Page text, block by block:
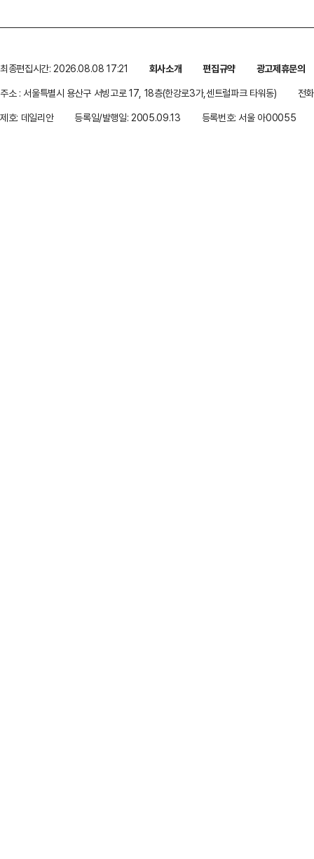
최종편집시간: 2026.08.08 17:21 회사소개 편집규약
광고제휴문의
주소 : 서울특별시 용산구 서빙고로 17, 18층(한강로3가,센트럴파크 타워동)
전
제호: 데일리안
등록일/발행일: 2005.09.13 등록번호: 서울 아00055